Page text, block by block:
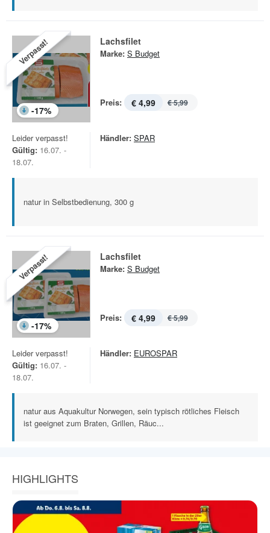
Verpasst!
-17%
Lachsfilet
Marke: S Budget
Preis: € 4,99 € 5,99
Leider verpasst!
Gültig: 16.07. -
18.07.
Händler: SPAR
natur in Selbstbedienung, 300 g
Verpasst!
-17%
Lachsfilet
Marke: S Budget
Preis: € 4,99 € 5,99
Leider verpasst!
Gültig: 16.07. -
18.07.
Händler: EUROSPAR
natur aus Aquakultur Norwegen, sein typisch rötliches Fleisch
ist geeignet zum Braten, Grillen, Räuc...
HIGHLIGHTS